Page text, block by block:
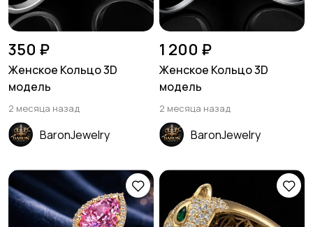
350 ₽
Женское Кольцо 3D
модель
2 месяца назад
BaronJewelry
1 200 ₽
Женское Кольцо 3D
модель
2 месяца назад
BaronJewelry